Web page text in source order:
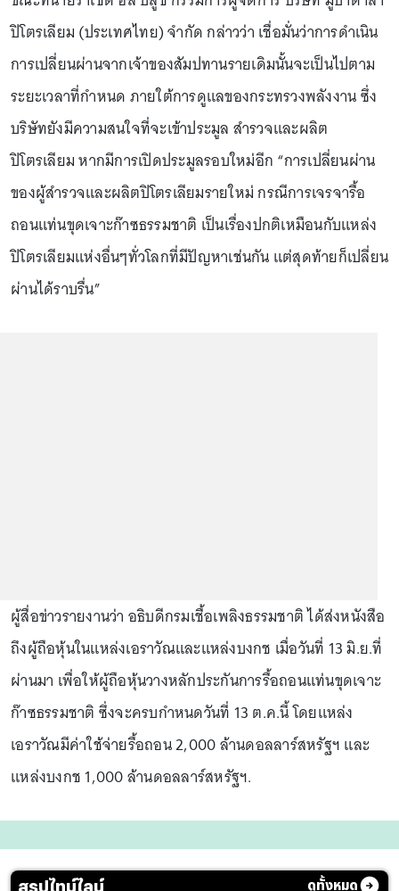
ปิโตรเลียม (ประเทศไทย) จำกัด กล่าวว่า เชื่อมั่นว่าการดำเนิน
การเปลี่ยนผ่านจากเจ้าของสัมปทานรายเดิมนั้นจะเป็นไปตาม
ระยะเวลาที่กำหนด ภายใต้การดูแลของกระทรวงพลังงาน ซึ่ง
บริษัทยังมีความสนใจที่จะเข้าประมูล สำรวจและผลิต
ปิโตรเลียม หากมีการเปิดประมูลรอบใหม่อีก “การเปลี่ยนผ่าน
ของผู้สำรวจและผลิตปิโตรเลียมรายใหม่ กรณีการเจรจารื้อ
ถอนแท่นขุดเจาะก๊าซธรรมชาติ เป็นเรื่องปกติเหมือนกับแหล่ง
ปิโตรเลียมแห่งอื่นๆทั่วโลกที่มีปัญหาเช่นกัน แต่สุดท้ายก็เปลี่ยน
ผ่านได้ราบรื่น”
ผู้สื่อข่าวรายงานว่า อธิบดีกรมเชื้อเพลิงธรรมชาติ ได้ส่งหนังสือ
ถึงผู้ถือหุ้นในแหล่งเอราวัณและแหล่งบงกช เมื่อวันที่ 13 มิ.ย.ที่
ผ่านมา เพื่อให้ผู้ถือหุ้นวางหลักประกันการรื้อถอนแท่นขุดเจาะ
ก๊าซธรรมชาติ ซึ่งจะครบกำหนดวันที่ 13 ต.ค.นี้ โดยแหล่ง
เอราวัณมีค่าใช้จ่ายรื้อถอน 2,000 ล้านดอลลาร์สหรัฐฯ และ
แหล่งบงกช 1,000 ล้านดอลลาร์สหรัฐฯ.
สรุปไทม์ไลน์ ดูทั้งหมด